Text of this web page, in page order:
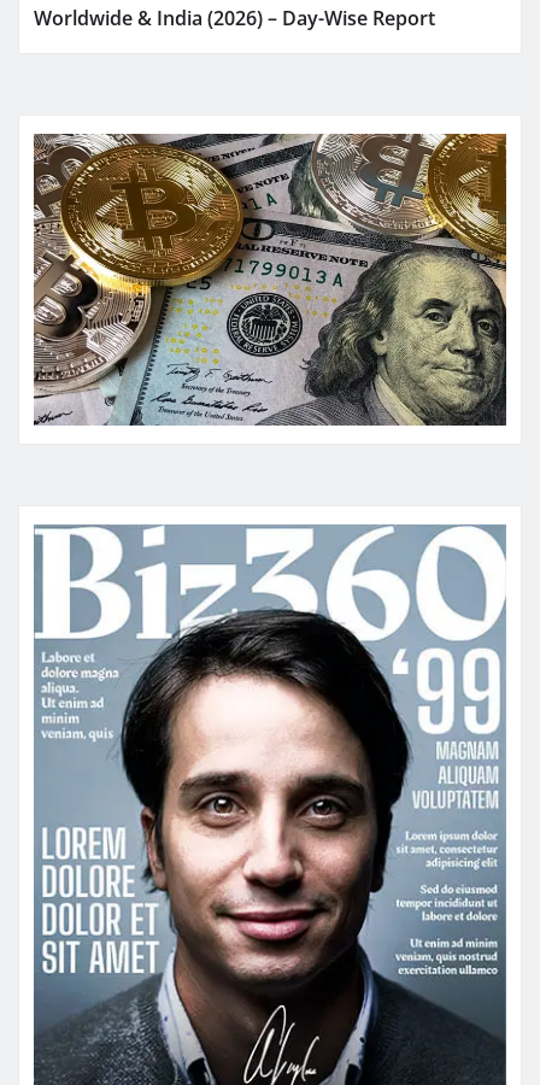
Worldwide & India (2026) – Day-Wise Report